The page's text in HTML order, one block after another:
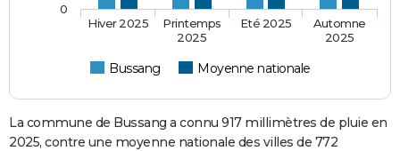
Bussang Moyenne nationale
Hiver 2025
Printemps
2025
Eté 2025
Automne
2025
0
La commune de Bussang a connu 917 millimètres de pluie en
2025, contre une moyenne nationale des villes de 772